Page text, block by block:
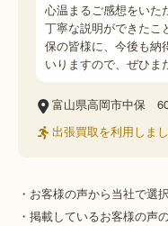
心温まるご感想をいた
丁寧な説明ができたこ
保の皆様に、今後も納
いりますので、ぜひま
富山県高岡市中保
出張買取を利用しま
・お客様の声から当社で選
・掲載しているお客様の声